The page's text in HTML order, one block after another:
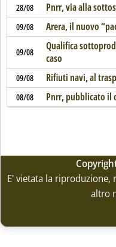
28/08 Pnrr, via alla
09/08 Arera, il nuovo
09/08
Qualifica
caso
09/08 Rifiuti navi, al
08/08 Pnrr, pubblicato il
E' vietata la
altro